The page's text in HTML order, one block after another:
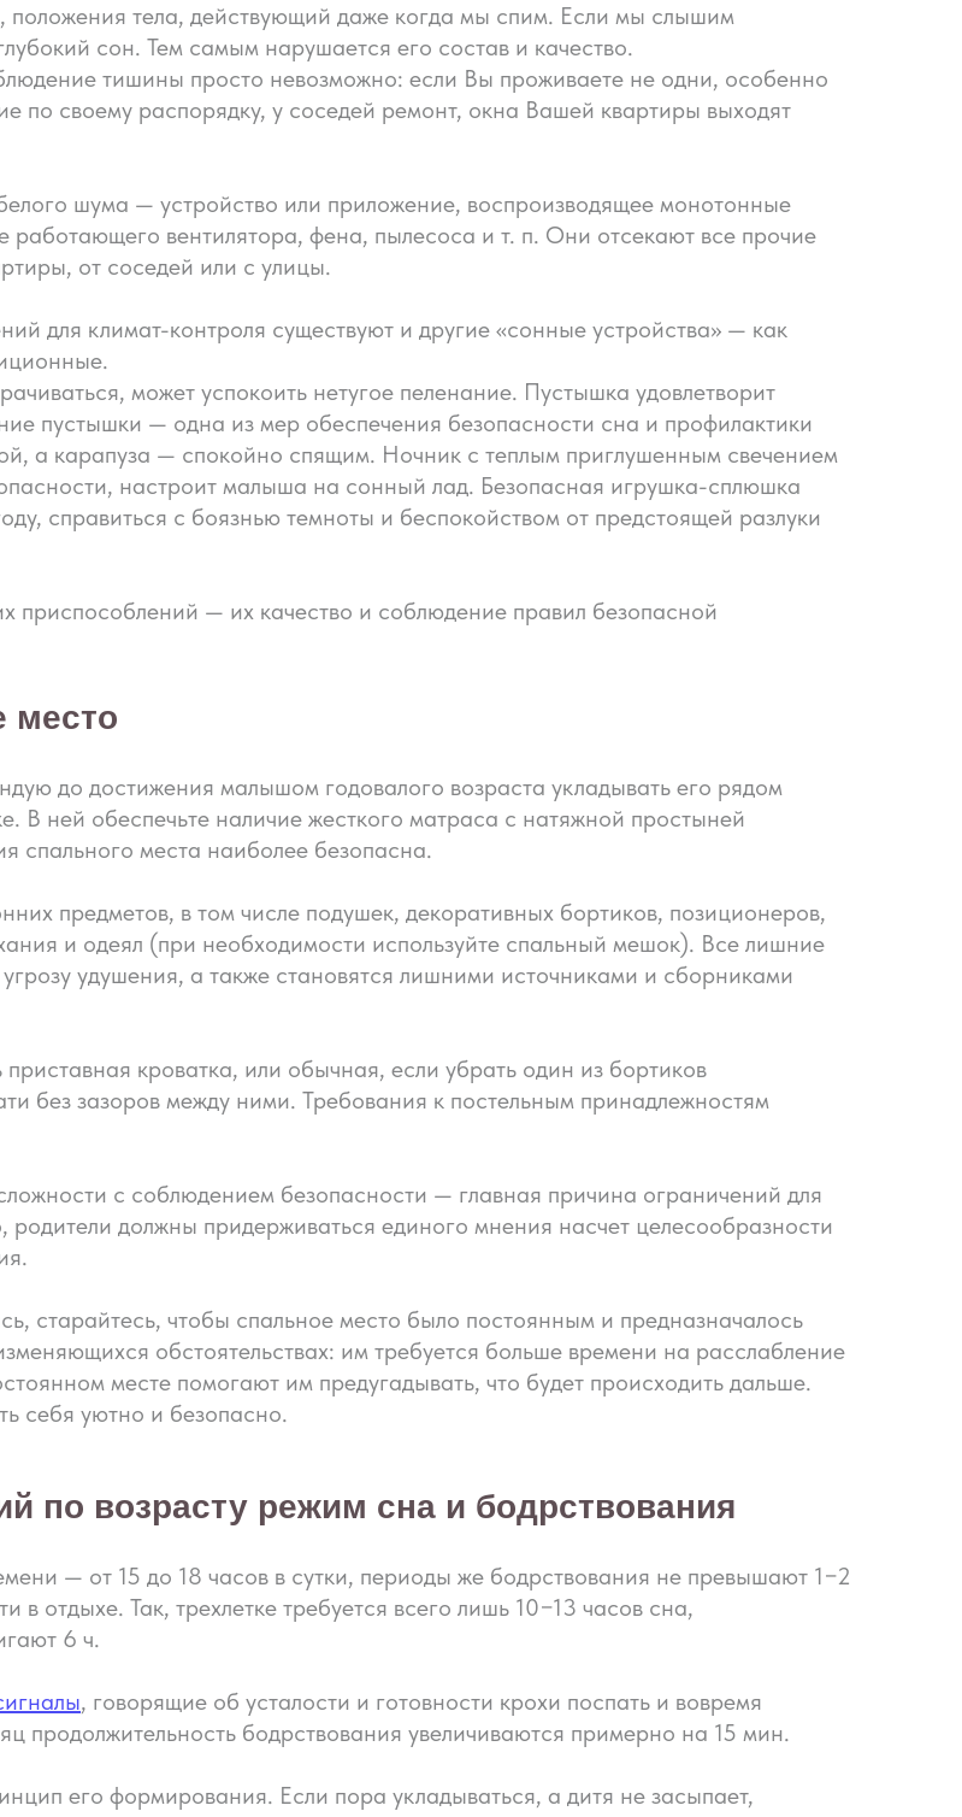
положения тела, действующий даже когда мы спим. Если мы слышим
сон. Тем самым нарушается его состав и качество.
тишины просто невозможно: если Вы проживаете не одни, особенно
по своему распорядку, у соседей ремонт, окна Вашей квартиры выходят
шума — устройство или приложение, воспроизводящее монотонные
вентилятора, фена, пылесоса и т. п. Они отсекают все прочие
от соседей или с улицы.
для климат-контроля существуют и другие «сонные устройства» — как
может успокоить нетугое пеленание. Пустышка удовлетворит
пустышки — одна из мер обеспечения безопасности сна и профилактики
а карапуза — спокойно спящим. Ночник с теплым приглушенным свечением
настроит малыша на сонный лад. Безопасная игрушка-сплюшка
справиться с боязнью темноты и беспокойством от предстоящей разлуки
приспособлений — их качество и соблюдение правил безопасной
место
до достижения малышом годовалого возраста укладывать его рядом
В ней обеспечьте наличие жесткого матраса с натяжной простыней
спального места наиболее безопасна.
предметов, в том числе подушек, декоративных бортиков, позиционеров,
и одеял (при необходимости используйте спальный мешок). Все лишние
удушения, а также становятся лишними источниками и сборниками
кроватка, или обычная, если убрать один из бортиков
без зазоров между ними. Требования к постельным принадлежностям
с соблюдением безопасности — главная причина ограничений для
должны придерживаться единого мнения насчет целесообразности
старайтесь, чтобы спальное место было постоянным и предназначалось
обстоятельствах: им требуется больше времени на расслабление
месте помогают им предугадывать, что будет происходить дальше.
себя уютно и безопасно.
по возрасту режим сна и бодрствования
— от 15 до 18 часов в сутки, периоды же бодрствования не превышают 1−2
отдыхе. Так, трехлетке требуется всего лишь 10−13 часов сна,
6 ч.
, говорящие об усталости и готовности крохи поспать и вовремя
продолжительность бодрствования увеличиваются примерно на 15 мин.
его формирования. Если пора укладываться, а дитя не засыпает,